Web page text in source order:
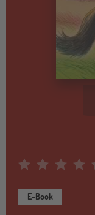
Average Rating: 0
E-Book